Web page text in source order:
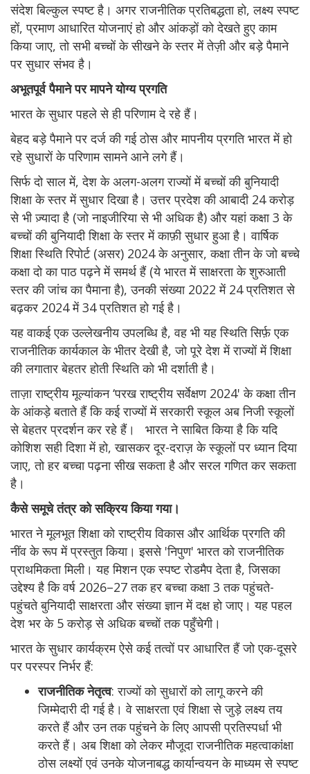
संदेश बिल्कुल स्पष्ट है। अगर राजनीतिक प्रतिबद्धता हो, लक्ष्य स्पष्ट
हों, प्रमाण आधारित योजनाएं हो और आंकड़ों को देखते हुए काम
किया जाए, तो सभी बच्चों के सीखने के स्तर में तेज़ी और बड़े पैमाने
पर सुधार संभव है।
अभूतपूर्व पैमाने पर मापने योग्य प्रगति
भारत के सुधार पहले से ही परिणाम दे रहे हैं।
बेहद बड़े पैमाने पर दर्ज की गई ठोस और मापनीय प्रगति भारत में हो
रहे सुधारों के परिणाम सामने आने लगे हैं।
सिर्फ दो साल में, देश के अलग-अलग राज्यों में बच्चों की बुनियादी
शिक्षा के स्तर में सुधार दिखा है। उत्तर प्रदेश की आबादी 24 करोड़
से भी ज़्यादा है (जो नाइजीरिया से भी अधिक है) और यहां कक्षा 3 के
बच्चों की बुनियादी शिक्षा के स्तर में काफ़ी सुधार हुआ है। वार्षिक
शिक्षा स्थिति रिपोर्ट (असर) 2024 के अनुसार, कक्षा तीन के जो बच्चे
कक्षा दो का पाठ पढ़ने में समर्थ हैं (ये भारत में साक्षरता के शुरुआती
स्तर की जांच का पैमाना है), उनकी संख्या 2022 में 24 प्रतिशत से
बढ़कर 2024 में 34 प्रतिशत हो गई है।
यह वाकई एक उल्लेखनीय उपलब्धि है, वह भी यह स्थिति सिर्फ़ एक
राजनीतिक कार्यकाल के भीतर देखी है, जो पूरे देश में राज्यों में शिक्षा
की लगातार बेहतर होती स्थिति को भी दर्शाती है।
ताज़ा राष्ट्रीय मूल्यांकन ‘परख राष्ट्रीय सर्वेक्षण 2024' के कक्षा तीन
के आंकड़े बताते हैं कि कई राज्यों में सरकारी स्कूल अब निजी स्कूलों
से बेहतर प्रदर्शन कर रहे हैं। भारत ने साबित किया है कि यदि
कोशिश सही दिशा में हो, खासकर दूर-दराज़ के स्कूलों पर ध्यान दिया
जाए, तो हर बच्चा पढ़ना सीख सकता है और सरल गणित कर सकता
है।
कैसे समूचे तंत्र को सक्रिय किया गया।
भारत ने मूलभूत शिक्षा को राष्ट्रीय विकास और आर्थिक प्रगति की
नींव के रूप में प्रस्तुत किया। इससे 'निपुण' भारत को राजनीतिक
प्राथमिकता मिली। यह मिशन एक स्पष्ट रोडमैप देता है, जिसका
उद्देश्य है कि वर्ष 2026–27 तक हर बच्चा कक्षा 3 तक पहुंचते-
पहुंचते बुनियादी साक्षरता और संख्या ज्ञान में दक्ष हो जाए। यह पहल
देश भर के 5 करोड़ से अधिक बच्चों तक पहुँचेगी।
भारत के सुधार कार्यक्रम ऐसे कई तत्वों पर आधारित हैं जो एक-दूसरे
पर परस्पर निर्भर हैं:
राजनीतिक नेतृत्व: राज्यों को सुधारों को लागू करने की
जिम्मेदारी दी गई है। वे साक्षरता एवं शिक्षा से जुड़े लक्ष्य तय
करते हैं और उन तक पहुंचने के लिए आपसी प्रतिस्पर्धा भी
करते हैं। अब शिक्षा को लेकर मौजूदा राजनीतिक महत्वाकांक्षा
ठोस लक्ष्यों एवं उनके योजनाबद्ध कार्यान्वयन के माध्यम से स्पष्ट